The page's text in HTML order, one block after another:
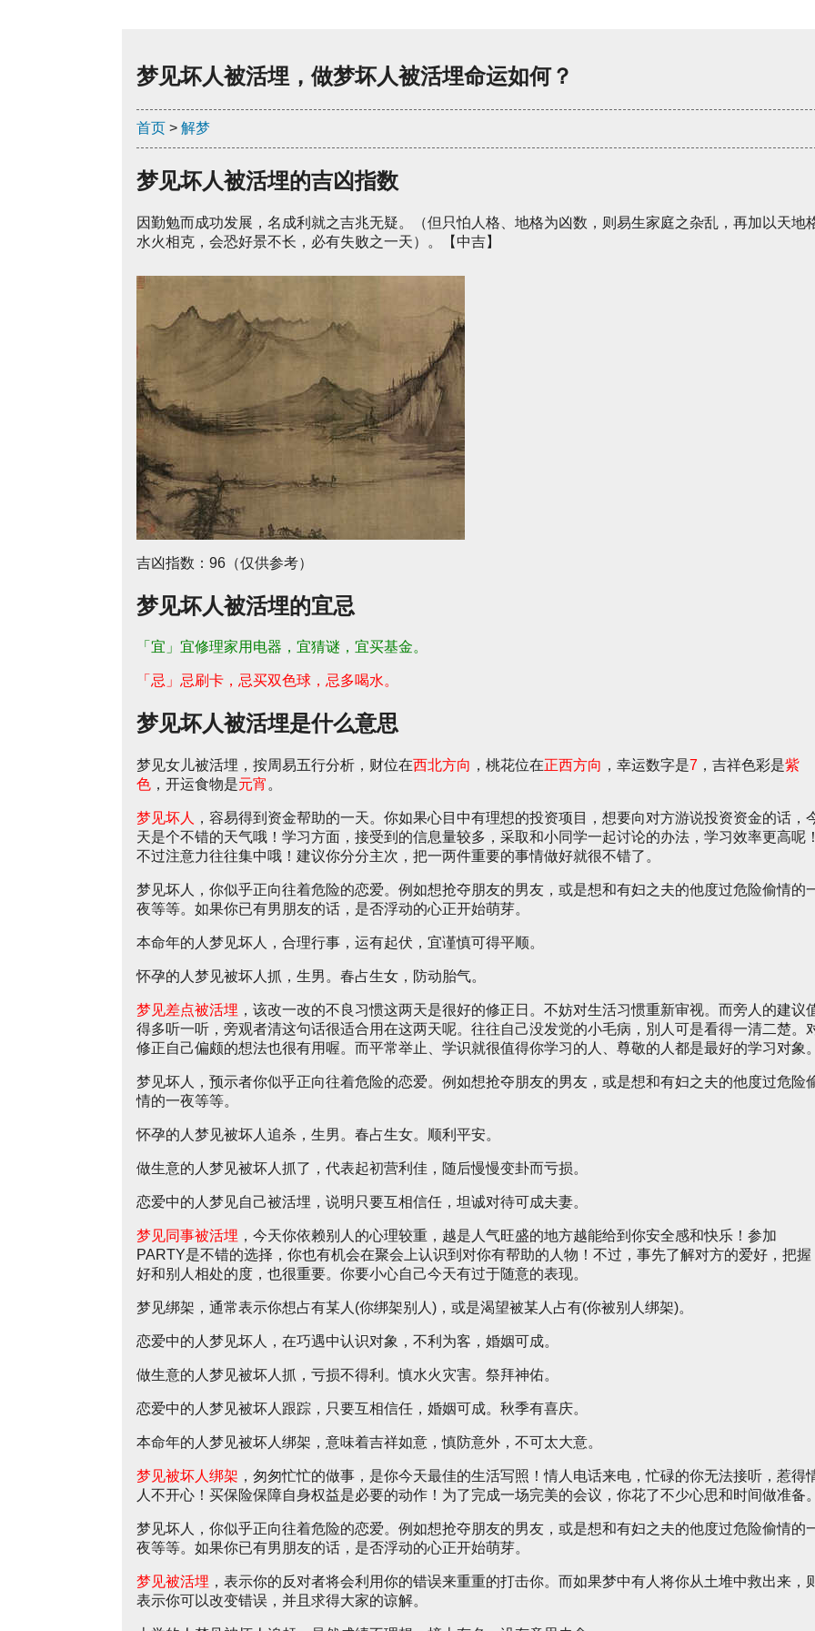
梦见坏人被活埋，做梦坏人被活埋命运如何？
首页 > 解梦
梦见坏人被活埋的吉凶指数
因勤勉而成功发展，名成利就之吉兆无疑。（但只怕人格、地格为凶数，则易生家庭之杂乱，再加以天地
水火相克，会恐好景不长，必有失败之一天）。【中吉】
吉凶指数：96（仅供参考）
梦见坏人被活埋的宜忌
「宜」宜修理家用电器，宜猜谜，宜买基金。
「忌」忌刷卡，忌买双色球，忌多喝水。
梦见坏人被活埋是什么意思
梦见女儿被活埋，按周易五行分析，财位在西北方向 ，桃花位在正西方向 ，幸运数字是7 ，吉祥色彩是紫
色 ，开运食物是元宵 。
梦见坏人
，容易得到资金帮助的一天。你如果心目中有理想的投资项目，想要向对方游说投资资金的话，
天是个不错的天气哦！学习方面，接受到的信息量较多，采取和小同学一起讨论的办法，学习效率更高呢
不过注意力往往集中哦！建议你分分主次，把一两件重要的事情做好就很不错了。
梦见坏人，你似乎正向往着危险的恋爱。例如想抢夺朋友的男友，或是想和有妇之夫的他度过危险偷情的
夜等等。如果你已有男朋友的话，是否浮动的心正开始萌芽。
本命年的人梦见坏人，合理行事，运有起伏，宜谨慎可得平顺。
怀孕的人梦见被坏人抓，生男。春占生女，防动胎气。
梦见差点被活埋 ，该改一改的不良习惯这两天是很好的修正日。不妨对生活习惯重新审视。而旁人的建议
得多听一听，旁观者清这句话很适合用在这两天呢。往往自己没发觉的小毛病，別人可是看得一清二楚。
修正自己偏颇的想法也很有用喔。而平常举止、学识就很值得你学习的人、尊敬的人都是最好的学习对象
梦见坏人，预示者你似乎正向往着危险的恋爱。例如想抢夺朋友的男友，或是想和有妇之夫的他度过危险
情的一夜等等。
怀孕的人梦见被坏人追杀，生男。春占生女。顺利平安。
做生意的人梦见被坏人抓了，代表起初营利佳，随后慢慢变卦而亏损。
恋爱中的人梦见自己被活埋，说明只要互相信任，坦诚对待可成夫妻。
梦见同事被活埋 ，今天你依赖别人的心理较重，越是人气旺盛的地方越能给到你安全感和快乐！参加
PARTY是不错的选择，你也有机会在聚会上认识到对你有帮助的人物！不过，事先了解对方的爱好，把握
好和别人相处的度，也很重要。你要小心自己今天有过于随意的表现。
梦见绑架，通常表示你想占有某人(你绑架别人)，或是渴望被某人占有(你被别人绑架)。
恋爱中的人梦见坏人，在巧遇中认识对象，不利为客，婚姻可成。
做生意的人梦见被坏人抓，亏损不得利。慎水火灾害。祭拜神佑。
恋爱中的人梦见被坏人跟踪，只要互相信任，婚姻可成。秋季有喜庆。
本命年的人梦见被坏人绑架，意味着吉祥如意，慎防意外，不可太大意。
梦见被坏人绑架 ，匆匆忙忙的做事，是你今天最佳的生活写照！情人电话来电，忙碌的你无法接听，惹得
人不开心！买保险保障自身权益是必要的动作！为了完成一场完美的会议，你花了不少心思和时间做准备
梦见坏人，你似乎正向往着危险的恋爱。例如想抢夺朋友的男友，或是想和有妇之夫的他度过危险偷情的
夜等等。如果你已有男朋友的话，是否浮动的心正开始萌芽。
梦见被活埋 ，表示你的反对者将会利用你的错误来重重的打击你。而如果梦中有人将你从土堆中救出来，
表示你可以改变错误，并且求得大家的谅解。